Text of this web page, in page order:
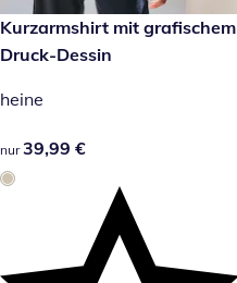
39,99 €
Kurzarmshirt mit grafischem
Druck-Dessin
heine
39,99 €
nur 39,99 €